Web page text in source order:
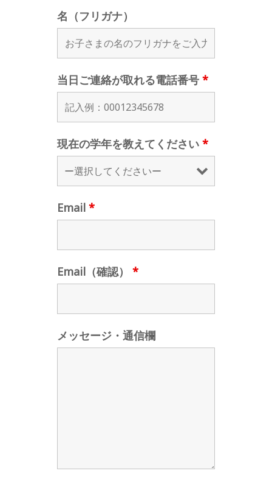
名（フリガナ）
当日ご連絡が取れる電話番号 *
現在の学年を教えてください *
Email *
Email（確認） *
メッセージ・通信欄